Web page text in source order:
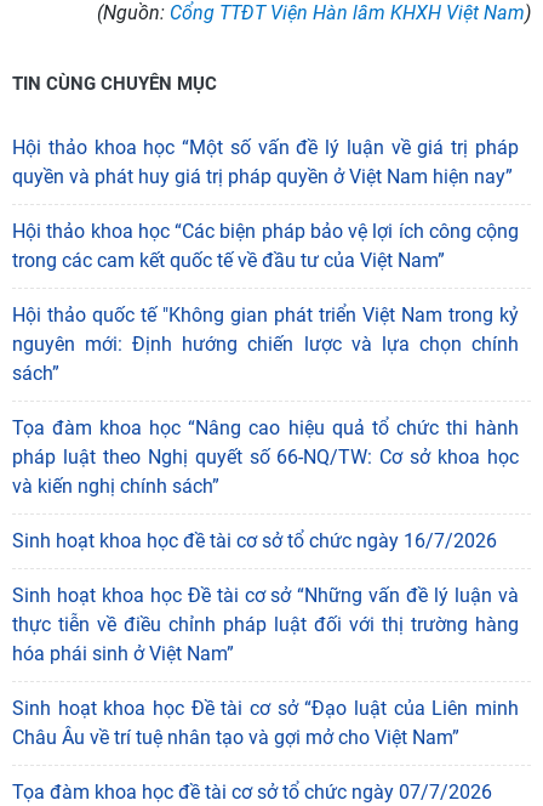
(Nguồn: Cổng TTĐT Viện Hàn lâm KHXH Việt Nam)
TIN CÙNG CHUYÊN MỤC
Hội thảo khoa học “Một số vấn đề lý luận về giá trị pháp
quyền và phát huy giá trị pháp quyền ở Việt Nam hiện nay”
Hội thảo khoa học “Các biện pháp bảo vệ lợi ích công cộng
trong các cam kết quốc tế về đầu tư của Việt Nam”
Hội thảo quốc tế "Không gian phát triển Việt Nam trong kỷ
nguyên mới: Định hướng chiến lược và lựa chọn chính
sách”
Tọa đàm khoa học “Nâng cao hiệu quả tổ chức thi hành
pháp luật theo Nghị quyết số 66-NQ/TW: Cơ sở khoa học
và kiến nghị chính sách”
Sinh hoạt khoa học đề tài cơ sở tổ chức ngày 16/7/2026
Sinh hoạt khoa học Đề tài cơ sở “Những vấn đề lý luận và
thực tiễn về điều chỉnh pháp luật đối với thị trường hàng
hóa phái sinh ở Việt Nam”
Sinh hoạt khoa học Đề tài cơ sở “Đạo luật của Liên minh
Châu Âu về trí tuệ nhân tạo và gợi mở cho Việt Nam”
Tọa đàm khoa học đề tài cơ sở tổ chức ngày 07/7/2026